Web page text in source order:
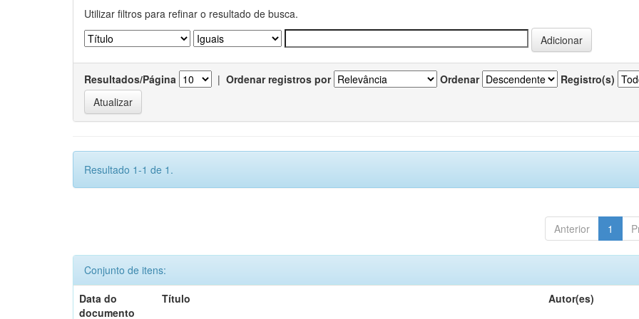
Utilizar filtros para refinar o resultado de busca.
Resultados/Página | Ordenar registros por Ordenar Registro(s)
Resultado 1-1 de 1.
Anterior 1
Conjunto de itens:
Data do
documento
Título Autor(es)